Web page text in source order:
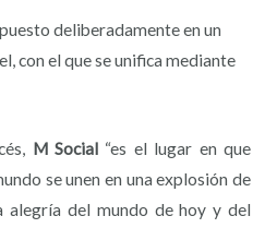
deliberadamente en un
con el que se unifica mediante
M Social “es el lugar en que
se unen en una explosión de
alegría del mundo de hoy y del